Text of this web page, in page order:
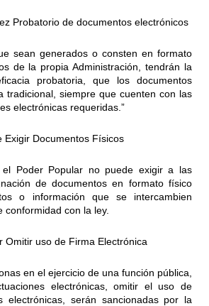
Probatorio de documentos electrónicos
sean generados o consten en formato
de la propia Administración, tendrán la
probatoria, que los documentos
tradicional, siempre que cuenten con las
electrónicas requeridas.”
Exigir Documentos Físicos
Poder Popular no puede exigir a las
de documentos en formato físico
o información que se intercambien
conformidad con la ley.
Omitir uso de Firma Electrónica
en el ejercicio de una función pública,
electrónicas, omitir el uso de
electrónicas, serán sancionadas por la